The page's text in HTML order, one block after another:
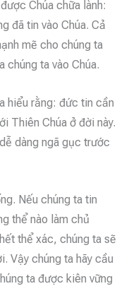
Chúa chữa lành:
đã tin vào Chúa. Cả
mẽ cho chúng ta
ta vào Chúa.
hiểu rằng: đức tin cần
Thiên Chúa ở đời này.
dàng ngã gục trước
Nếu chúng ta tin
thể nào làm chủ
thể xác, chúng ta sẽ
Vậy chúng ta hãy cầu
ta được kiên vững